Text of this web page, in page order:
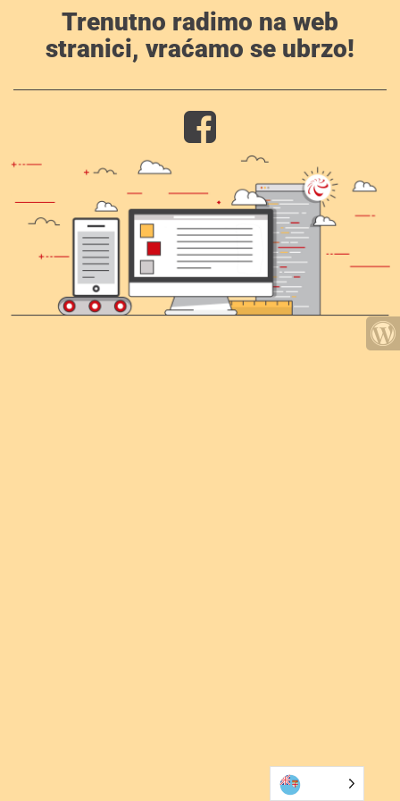
Trenutno radimo na web
stranici, vraćamo se ubrzo!